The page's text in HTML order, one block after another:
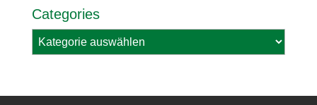
Categories
Categories